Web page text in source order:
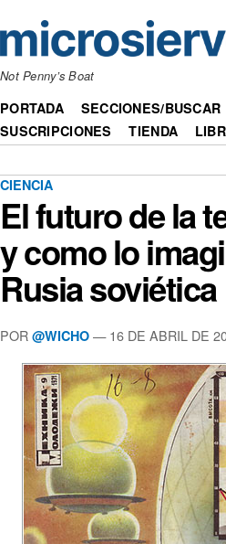
Not Penny’s Boat
PORTADA SECCIONES/BUSCAR
SUSCRIPCIONES
TIENDA
CIENCIA
El futuro de la
y como lo
Rusia soviética
POR @WICHO — 16 DE ABRIL DE